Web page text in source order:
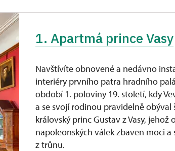
1. Apartmá prince Vasy
Navštívíte obnovené a nedávno
interiéry prvního patra hradního
období 1. poloviny 19. století, kdy
a se svojí rodinou pravidelně obýval
královský princ Gustav z Vasy, jehož
napoleonských válek zbaven moci a
z trůnu.